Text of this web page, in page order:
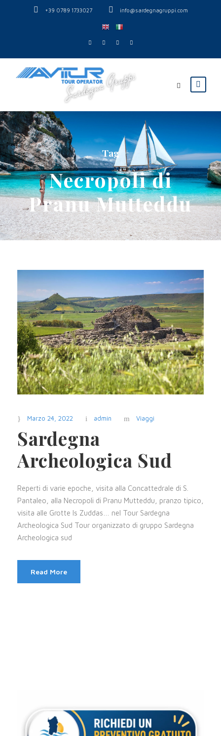
+39 0789 1733027 info@sardegnagruppi.com
Tag
Necropoli di
Pranu Mutteddu
Marzo 24, 2022 admin Viaggi
Sardegna
Archeologica Sud
Reperti di varie epoche, visita alla Concattedrale di S.
Pantaleo, alla Necropoli di Pranu Mutteddu, pranzo tipico,
visita alle Grotte Is Zuddas… nel Tour Sardegna
Archeologica Sud Tour organizzato di gruppo Sardegna
Archeologica sud
Read More